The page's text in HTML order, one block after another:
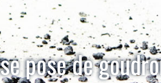
pose de